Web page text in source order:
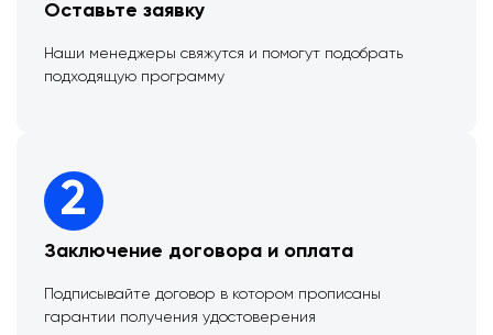
Оставьте заявку
Наши менеджеры свяжутся и помогут подобрать
подходящую программу
2
Заключение договора и оплата
Подписывайте договор в котором прописаны
гарантии получения удостоверения